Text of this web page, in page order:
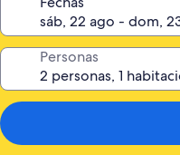
Personas